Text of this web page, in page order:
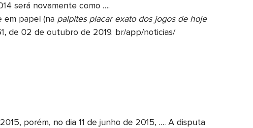
será novamente como ….
em papel (na palpites placar exato dos jogos de hoje
de 02 de outubro de 2019. br/app/noticias/
porém, no dia 11 de junho de 2015, …. A disputa